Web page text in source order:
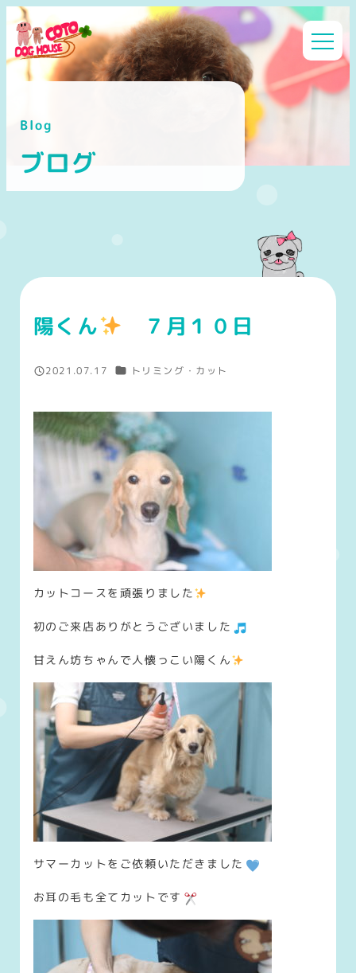
メ
イ
ン
へ
Blog
ブログ
陽くん ７月１０日
投稿日
2021.07.17 カテゴリー
トリミング・カット
カットコースを頑張りました
初のご来店ありがとうございました
甘えん坊ちゃんで人懐っこい陽くん
サマーカットをご依頼いただきました
お耳の毛も全てカットです